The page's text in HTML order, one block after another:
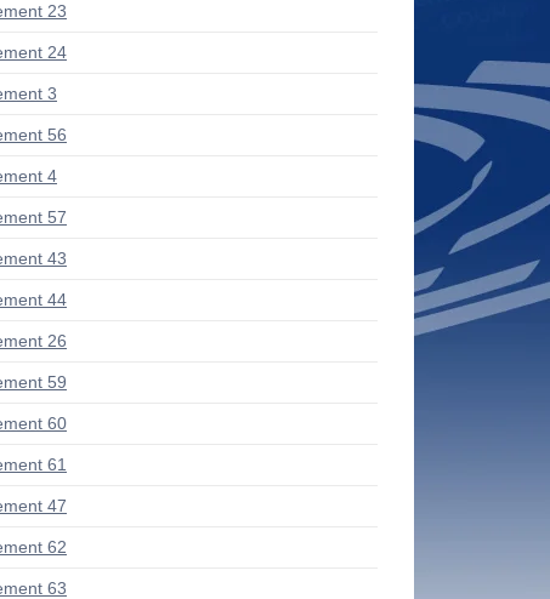
23
24
3
56
4
57
43
44
26
59
60
61
47
62
63